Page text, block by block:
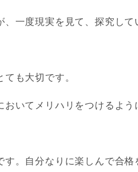
一度現実を見て、探究して
も大切です。
いてメリハリをつけるよう
。自分なりに楽しんで合格